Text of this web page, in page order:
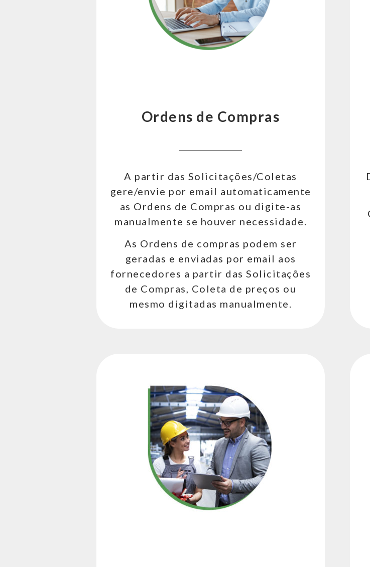
Ordens de Compras
A partir das Solicitações/Coletas
gere/envie por email automaticamente
as Ordens de Compras ou digite-as
manualmente se houver necessidade.
As Ordens de compras podem ser
geradas e enviadas por email aos
fornecedores a partir das Solicitações
de Compras, Coleta de preços ou
mesmo digitadas manualmente.